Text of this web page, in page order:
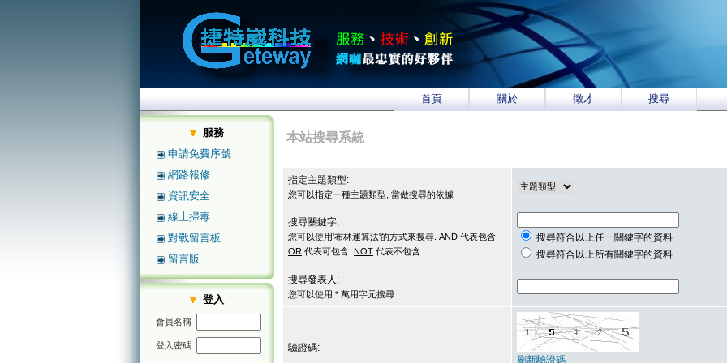
首頁 關於 徵才 搜尋
服務
申請免費序號
網路報修
資訊安全
線上掃毒
對戰留言板
留言版
登入
會員名稱
登入密碼
本站搜尋系統
指定主題類型:
您可以指定一種主題類型, 當做搜尋的依據
搜尋關鍵字:
您可以使用'布林運算法'的方式來搜尋. AND 代表包含.
OR 代表可包含. NOT 代表不包含.
搜尋符合以上任一關鍵字的資料
搜尋符合以上所有關鍵字的資料
搜尋發表人:
您可以使用 * 萬用字元搜尋
驗證碼:
刷新驗證碼